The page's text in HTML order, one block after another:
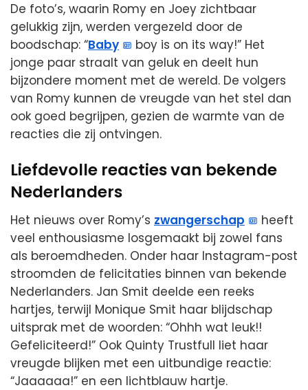
De foto’s, waarin Romy en Joey zichtbaar
gelukkig zijn, werden vergezeld door de
boodschap: “Baby
boy is on its way!” Het
jonge paar straalt van geluk en deelt hun
bijzondere moment met de wereld. De volgers
van Romy kunnen de vreugde van het stel dan
ook goed begrijpen, gezien de warmte van de
reacties die zij ontvingen.
Liefdevolle reacties van bekende
Nederlanders
Het nieuws over Romy’s zwangerschap
heeft
veel enthousiasme losgemaakt bij zowel fans
als beroemdheden. Onder haar Instagram-post
stroomden de felicitaties binnen van bekende
Nederlanders. Jan Smit deelde een reeks
hartjes, terwijl Monique Smit haar blijdschap
uitsprak met de woorden: “Ohhh wat leuk!!
Gefeliciteerd!” Ook Quinty Trustfull liet haar
vreugde blijken met een uitbundige reactie:
“Jaaaaaa!” en een lichtblauw hartje.